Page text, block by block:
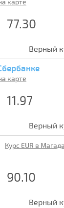
карте
77.30
Верный
карте
11.97
Верный
Курс EUR в
90.10
Верный